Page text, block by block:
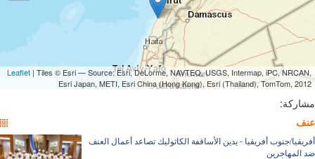
Leaflet| Tiles © Esri — Source: Esri, DeLorme, NAVTEQ, USGS, Intermap, iPC,
Esri Japan, METI, Esri China (Hong Kong), Esri (Thailand), TomTom,
جنوب أفريقيا - يدين الأساقفة الكاثوليك تصاعد أعمال العنف